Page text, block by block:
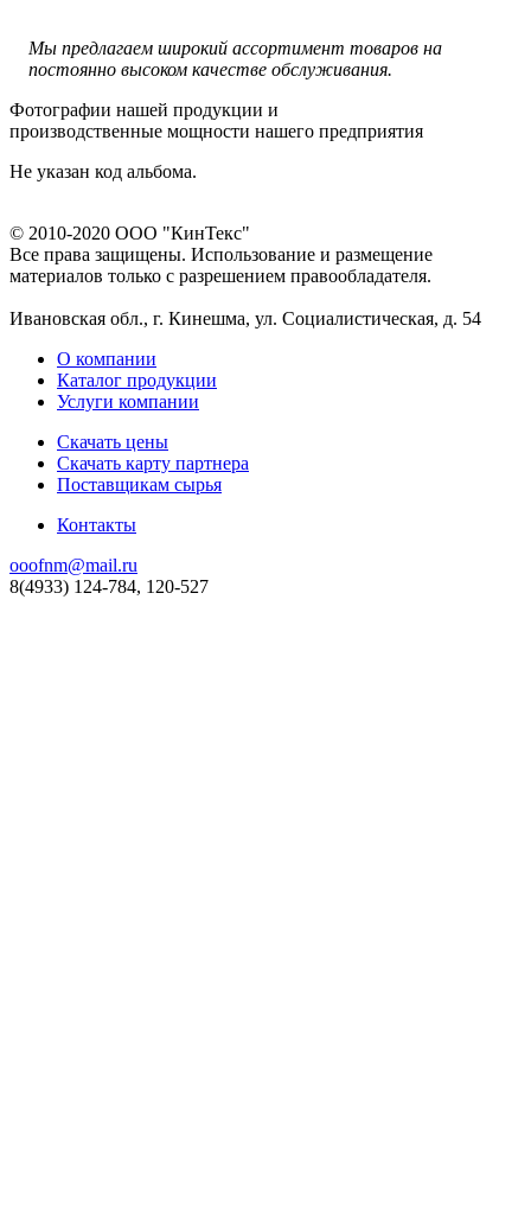
Мы предлагаем широкий ассортимент товаров на
постоянно высоком качестве обслуживания.
Фотографии нашей продукции и
производственные мощности нашего предприятия
Не указан код альбома.
© 2010-2020 ООО "КинТекс"
Все права защищены. Использование и размещение
материалов только с разрешением правообладателя.
Ивановская обл., г. Кинешма, ул. Социалистическая, д. 54
О компании
Каталог продукции
Услуги компании
Скачать цены
Скачать карту партнера
Поставщикам сырья
Контакты
ooofnm@mail.ru
8(4933) 124-784, 120-527